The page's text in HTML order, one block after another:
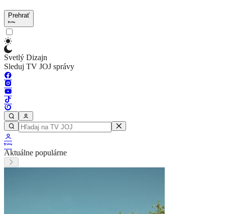
Prehrať
Svetlý Dizajn
Sleduj TV JOJ správy
Aktuálne populárne